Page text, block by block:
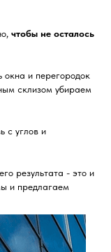
чтобы не осталось
и перегородок
склизом убираем
с углов и
результата - это и
и предлагаем